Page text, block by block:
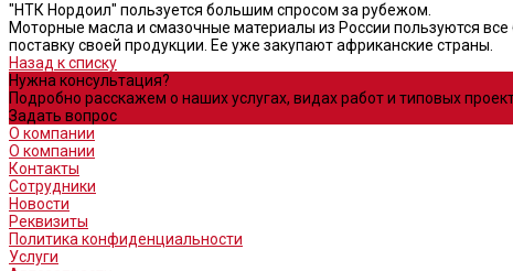
"НТК Нордоил" пользуется большим спросом за рубежом.
Моторные масла и смазочные материалы из России пользуются
поставку своей продукции. Ее уже закупают африканские страны.
Назад к списку
Нужна консультация?
Подробно расскажем о наших услугах, видах работ и типовых
Задать вопрос
О компании
О компании
Контакты
Сотрудники
Новости
Реквизиты
Политика конфиденциальности
Услуги